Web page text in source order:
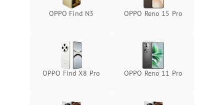
OPPO Find N3 OPPO Reno 15 Pro
OPPO Find X8 Pro OPPO Reno 11 Pro